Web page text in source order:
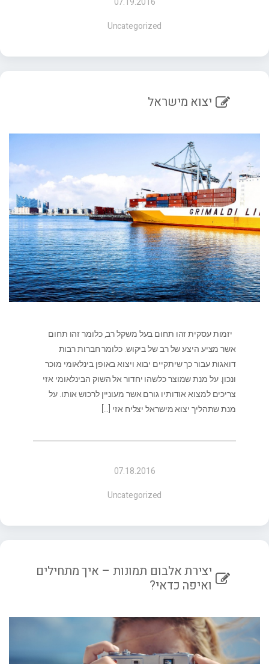
Uncategorized
יצוא מישראל
יזמות עסקית זהו תחום בעל משקל רב, כלומר זהו תחום
אשר מציע היצע של רב של ביקוש. כלומר חברות רבות
דואגות עבור כך שיתקיים יבוא ויצוא באופן בינלאומי מוכר
ונכון. על מנת שמוצר כלשהו יחדור אל השוק הבינלאומי אזי
צריכים למצוא אודותיו גורם אשר מעוניין לרכוש אותו. על
מנת שתהליך יצוא מישראל יצליח אזי […]
07.18.2016
Uncategorized
יצירת אלבום תמונות – איך מתחילים
ואיפה כדאי?